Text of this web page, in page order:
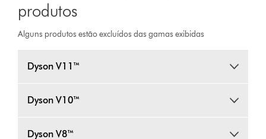
produtos
Alguns produtos estão excluídos das gamas exibidas
Dyson V11™
Dyson V10™
Dyson V8™